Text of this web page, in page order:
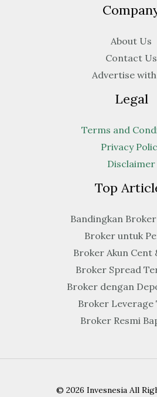
About Us
Contact Us
Advertise
Legal
Terms and
Privacy
Disclaimer
Top
Bandingkan
Broker untuk
Broker Akun Cent
Broker Spread
Broker dengan
Broker Leverage
Broker Resmi
© 2026 Invesnesia All